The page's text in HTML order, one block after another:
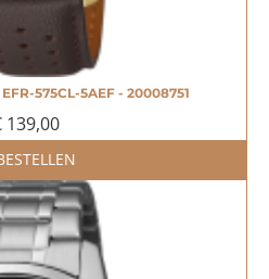
575CL-5AEF - 20008751
139,00